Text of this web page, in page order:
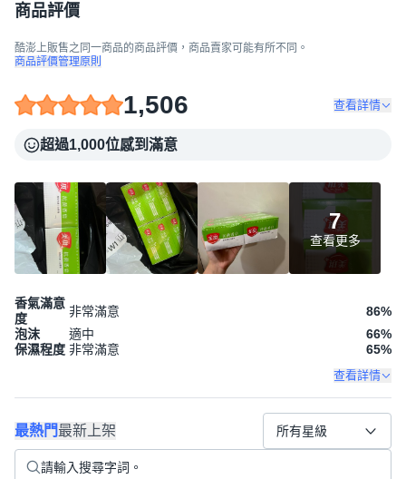
商品評價
酷澎上販售之同一商品的商品評價，商品賣家可能有所不同。
商品評價管理原則
1,506 查看詳情
超過1,000位感到滿意
7
查看更多
香氣滿意
度
非常滿意 86%
泡沫
適中 66%
保濕程度 非常滿意 65%
查看詳情
最熱門最新上架 所有星級